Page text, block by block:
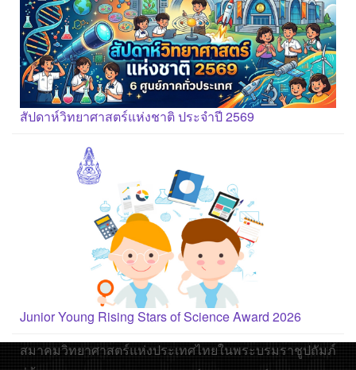
สัปดาห์วิทยาศาสตร์แห่งชาติ ประจำปี 2569
Junior Young Rising Stars of Science Award 2026
สมาคมวิทยาศาสตร์แห่งประเทศไทยในพระบรมราชูปถัมภ์